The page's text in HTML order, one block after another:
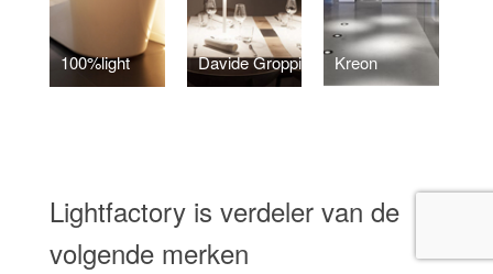
100%light Davide Groppi Kreon
Lightfactory is verdeler van de
volgende merken